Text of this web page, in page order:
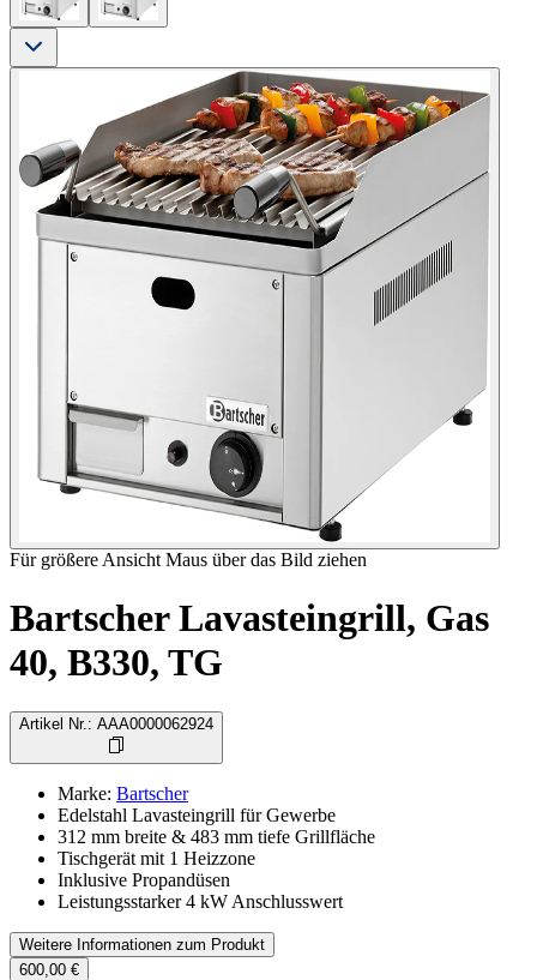
Für größere Ansicht Maus über das Bild ziehen
Bartscher Lavasteingrill, Gas
40, B330, TG
Artikel Nr. : AAA0000062924
Marke: Bartscher
Edelstahl Lavasteingrill für Gewerbe
312 mm breite & 483 mm tiefe Grillfläche
Tischgerät mit 1 Heizzone
Inklusive Propandüsen
Leistungsstarker 4 kW Anschlusswert
Weitere Informationen zum Produkt
600,00 €